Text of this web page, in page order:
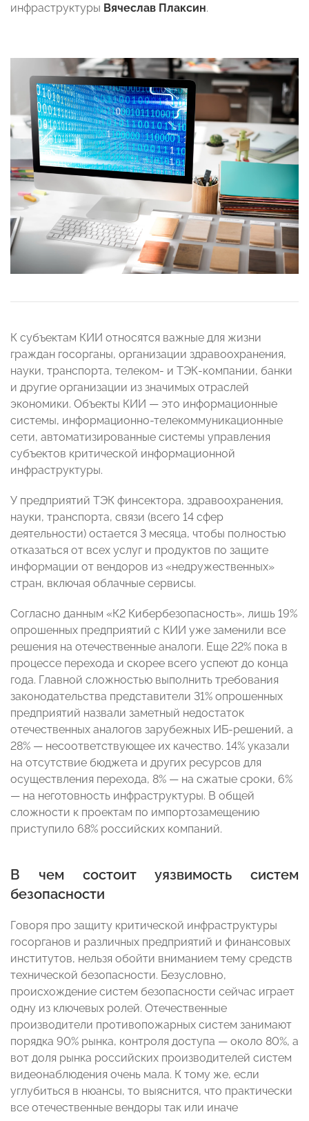
инфраструктуры Вячеслав Плаксин.
К субъектам КИИ относятся важные для жизни
граждан госорганы, организации здравоохранения,
науки, транспорта, телеком- и ТЭК-компании, банки
и другие организации из значимых отраслей
экономики. Объекты КИИ — это информационные
системы, информационно-телекоммуникационные
сети, автоматизированные системы управления
субъектов критической информационной
инфраструктуры.
У предприятий ТЭК финсектора, здравоохранения,
науки, транспорта, связи (всего 14 сфер
деятельности) остается 3 месяца, чтобы полностью
отказаться от всех услуг и продуктов по защите
информации от вендоров из «недружественных»
стран, включая облачные сервисы.
Согласно данным «К2 Кибербезопасность», лишь 19%
опрошенных предприятий с КИИ уже заменили все
решения на отечественные аналоги. Еще 22% пока в
процессе перехода и скорее всего успеют до конца
года. Главной сложностью выполнить требования
законодательства представители 31% опрошенных
предприятий назвали заметный недостаток
отечественных аналогов зарубежных ИБ-решений, а
28% — несоответствующее их качество. 14% указали
на отсутствие бюджета и других ресурсов для
осуществления перехода, 8% — на сжатые сроки, 6%
— на неготовность инфраструктуры. В общей
сложности к проектам по импортозамещению
приступило 68% российских компаний.
В чем состоит уязвимость систем
безопасности
Говоря про защиту критической инфраструктуры
госорганов и различных предприятий и финансовых
институтов, нельзя обойти вниманием тему средств
технической безопасности. Безусловно,
происхождение систем безопасности сейчас играет
одну из ключевых ролей. Отечественные
производители противопожарных систем занимают
порядка 90% рынка, контроля доступа — около 80%, а
вот доля рынка российских производителей систем
видеонаблюдения очень мала. К тому же, если
углубиться в нюансы, то выяснится, что практически
все отечественные вендоры так или иначе